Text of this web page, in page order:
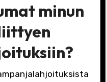
minun